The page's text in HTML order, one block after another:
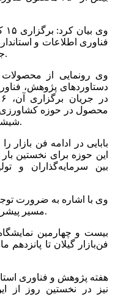
فناوری اطلاعات و
جمله برنامه‌های جنبی این نمایشگاه است.
وی رونمایی از محصولات
دستاوردهای پژوهش،
محصول در حوزه
شیشه هوشمند مات شونده رونمایی می شود.
بابایی در ادامه فن بازار
این حوزه برای نخستین
بین سرمایه‌گذاران و
وی با اشاره به ضرورت
مسیر پیشرفت کشور از پژوهش و فناوری می‌گذرد.
بیست و چهارمین
فن‌بازار گیلان تا
نیز در نخستین روز از